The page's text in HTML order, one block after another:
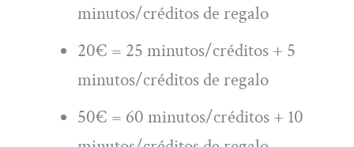
minutos/créditos de regalo
20€ = 25 minutos/créditos + 5
minutos/créditos de regalo
50€ = 60 minutos/créditos + 10